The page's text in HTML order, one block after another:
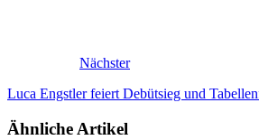
Nächster
Luca Engstler feiert Debütsieg und
Ähnliche Artikel